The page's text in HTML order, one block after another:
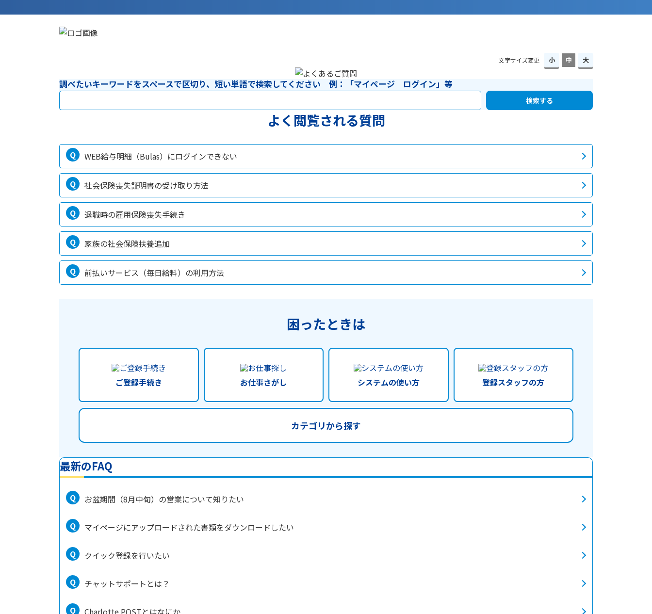
文字サイズ変更
調べたいキーワードをスペースで区切り、短い単語で検索してください 例：「マイページ ログイン」等
よく閲覧される質問
WEB給与明細（Bulas）にログインできない
社会保険喪失証明書の受け取り方法
退職時の雇用保険喪失手続き
家族の社会保険扶養追加
前払いサービス（毎日給料）の利用方法
困ったときは
ご登録手続き お仕事さがし システムの使い方 登録スタッフの方
カテゴリから探す
最新のFAQ
お盆期間（8月中旬）の営業について知りたい
マイページにアップロードされた書類をダウンロードしたい
クイック登録を行いたい
チャットサポートとは？
Charlotte POSTとはなにか